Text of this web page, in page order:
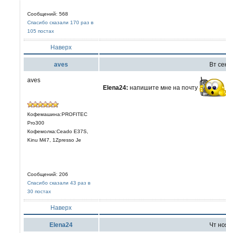
Сообщений: 568
Спасибо сказали 170 раз в
105 постах
Наверх
aves Вт
aves
Кофемашина:PROFITEC
Pro300
Кофемолка:Ceado E37S,
Kinu M47, 1Zpresso Je
Сообщений: 206
Спасибо сказали 43 раз в
30 постах
Elena24: напишите мне на почту
Наверх
Elena24 Чт